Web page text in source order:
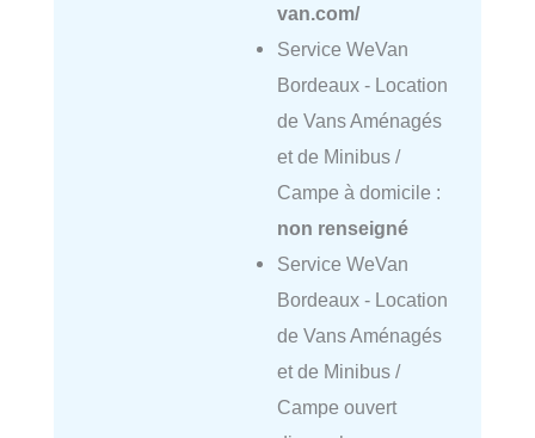
van.com/
Service WeVan
Bordeaux - Location
de Vans Aménagés
et de Minibus /
Campe à domicile :
non renseigné
Service WeVan
Bordeaux - Location
de Vans Aménagés
et de Minibus /
Campe ouvert